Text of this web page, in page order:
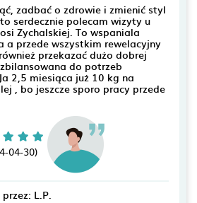
zadbać o zdrowie i zmienić styl
serdecznie polecam wizyty u
Zychalskiej. To wspaniala
a przede wszystkim rewelacyjny
przekazać dużo dobrej
do potrzeb
2,5 miesiąca już 10 kg na
, bo jeszcze sporo pracy przede
04-30)
L.P.